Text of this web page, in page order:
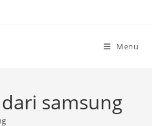
Menu
samsung